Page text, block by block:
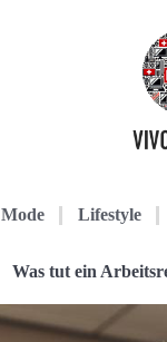
Mode Lifestyle
Was tut ein